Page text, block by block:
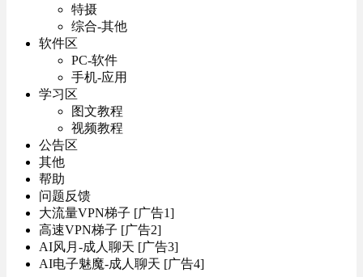
特摄
综合-其他
软件区
PC-软件
手机-应用
学习区
图文教程
视频教程
公告区
其他
帮助
问题反馈
大流量VPN梯子 [广告1]
高速VPN梯子 [广告2]
AI风月-成人聊天 [广告3]
AI电子魅魔-成人聊天 [广告4]